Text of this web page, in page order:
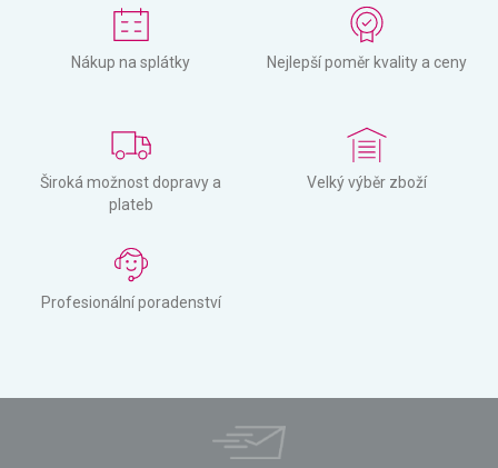
Nákup na splátky Nejlepší poměr kvality a ceny
Široká možnost dopravy a
plateb
Velký výběr zboží
Profesionální poradenství